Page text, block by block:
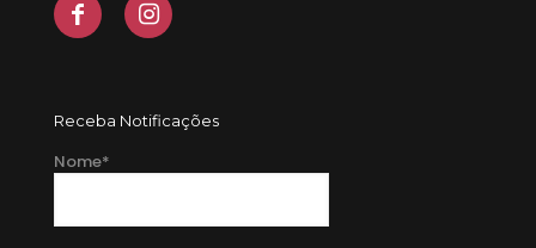
Receba Notificações
Nome*